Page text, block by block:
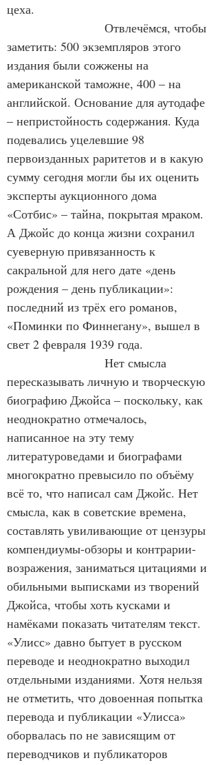
цеха.
Отвлечёмся, чтобы
заметить: 500 экземпляров этого
издания были сожжены на
американской таможне, 400 – на
английской. Основание для аутодафе
– непристойность содержания. Куда
подевались уцелевшие 98
первоизданных раритетов и в какую
сумму сегодня могли бы их оценить
эксперты аукционного дома
«Сотбис» – тайна, покрытая мраком.
А Джойс до конца жизни сохранил
суеверную привязанность к
сакральной для него дате «день
рождения – день публикации»:
последний из трёх его романов,
«Поминки по Финнегану», вышел в
свет 2 февраля 1939 года.
Нет смысла
пересказывать личную и творческую
биографию Джойса – поскольку, как
неоднократно отмечалось,
написанное на эту тему
литературоведами и биографами
многократно превысило по объёму
всё то, что написал сам Джойс. Нет
смысла, как в советские времена,
составлять увиливающие от цензуры
компендиумы-обзоры и контрарии-
возражения, заниматься цитациями и
обильными выписками из творений
Джойса, чтобы хоть кусками и
намёками показать читателям текст.
«Улисс» давно бытует в русском
переводе и неоднократно выходил
отдельными изданиями. Хотя нельзя
не отметить, что довоенная попытка
перевода и публикации «Улисса»
оборвалась по не зависящим от
переводчиков и публикаторов